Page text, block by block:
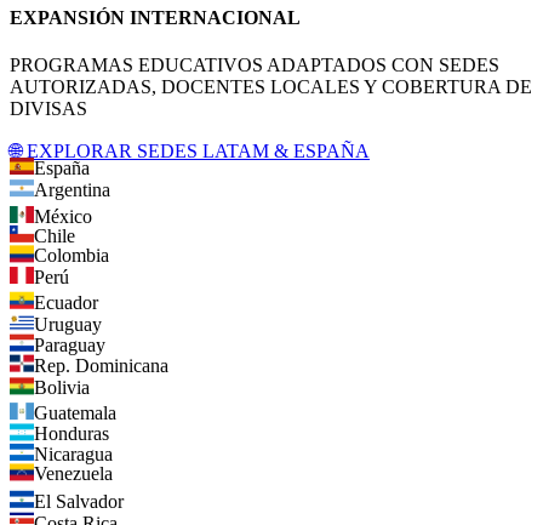
EXPANSIÓN INTERNACIONAL
PROGRAMAS EDUCATIVOS ADAPTADOS CON SEDES
AUTORIZADAS, DOCENTES LOCALES Y COBERTURA DE
DIVISAS
🌐 EXPLORAR SEDES LATAM & ESPAÑA
España
Argentina
México
Chile
Colombia
Perú
Ecuador
Uruguay
Paraguay
Rep. Dominicana
Bolivia
Guatemala
Honduras
Nicaragua
Venezuela
El Salvador